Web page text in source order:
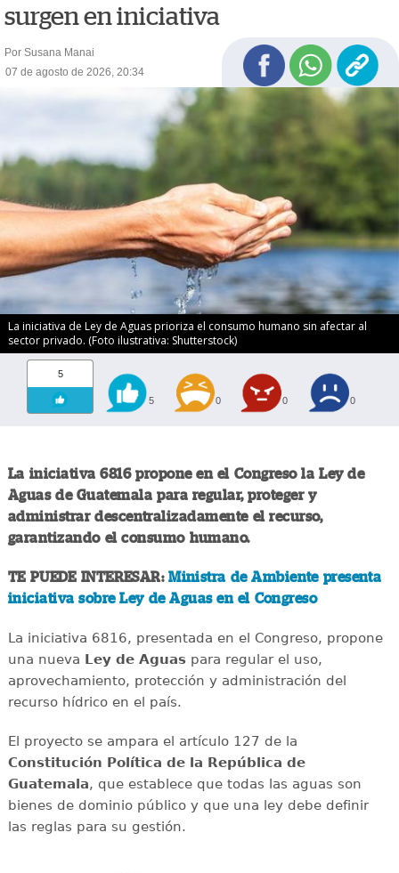
surgen en iniciativa
Por Susana Manai
07 de agosto de 2026, 20:34
La iniciativa de Ley de Aguas prioriza el consumo humano sin afectar al
sector privado. (Foto ilustrativa: Shutterstock)
5
5 0 0 0
La iniciativa 6816 propone en el Congreso la Ley de
Aguas de Guatemala para regular, proteger y
administrar descentralizadamente el recurso,
garantizando el consumo humano.
TE PUEDE INTERESAR:Ministra de Ambiente presenta
iniciativa sobre Ley de Aguas en el Congreso
La iniciativa 6816, presentada en el Congreso, propone
una nueva Ley de Aguaspara regular el uso,
aprovechamiento, protección y administración del
recurso hídrico en el país.
El proyecto se ampara el artículo 127 de la
Constitución Política de la República de
Guatemala, que establece que todas las aguas son
bienes de dominio público y que una ley debe definir
las reglas para su gestión.